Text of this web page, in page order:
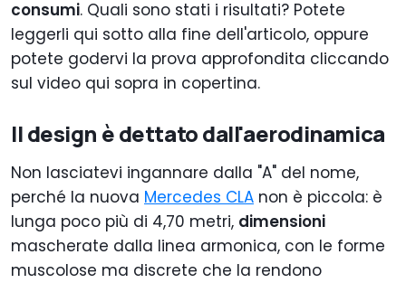
consumi. Quali sono stati i risultati? Potete
leggerli qui sotto alla fine dell'articolo, oppure
potete godervi la prova approfondita cliccando
sul video qui sopra in copertina.
Il design è dettato dall'aerodinamica
Non lasciatevi ingannare dalla "A" del nome,
perché la nuova Mercedes CLA non è piccola: è
lunga poco più di 4,70 metri, dimensioni
mascherate dalla linea armonica, con le forme
muscolose ma discrete che la rendono